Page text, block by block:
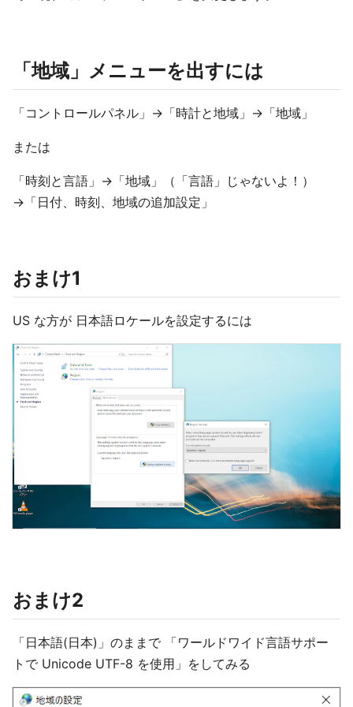
「地域」メニューを出すには
「コントロールパネル」→「時計と地域」→「地域」
または
「時刻と言語」→「地域」（「言語」じゃないよ！）
→「日付、時刻、地域の追加設定」
おまけ1
US な方が 日本語ロケールを設定するには
おまけ2
「日本語(日本)」のままで 「ワールドワイド言語サポー
トで Unicode UTF-8 を使用」をしてみる